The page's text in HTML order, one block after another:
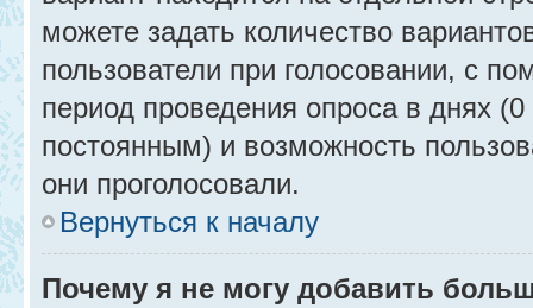
можете задать количество
пользователи при голосовании, с
период проведения опроса в днях (0
постоянным) и возможность
они проголосовали.
Вернуться к началу
Почему я не могу добавить